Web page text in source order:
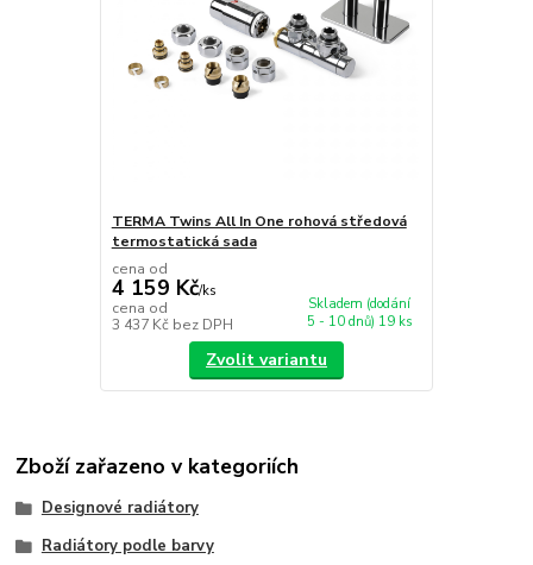
TERMA Twins All In One rohová středová
termostatická sada
cena od
4 159 Kč/ks
cena od
3 437 Kč bez DPH
Skladem (dodání
5 - 10 dnů) 19 ks
Zvolit variantu
Zboží zařazeno v kategoriích
Designové radiátory
Radiátory podle barvy